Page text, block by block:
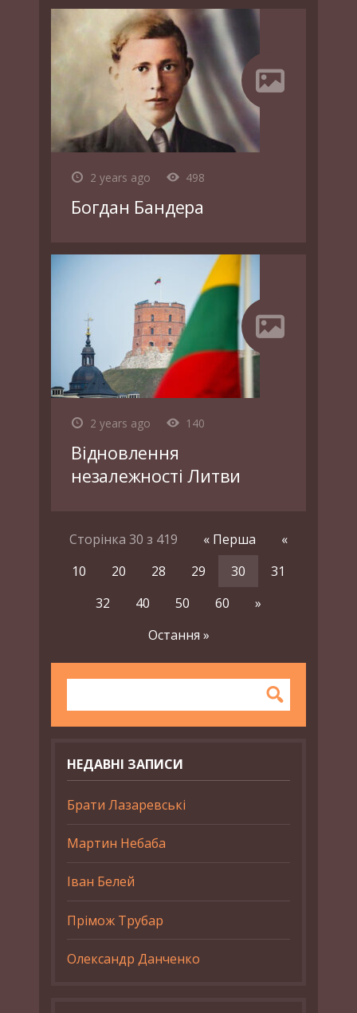
2 years ago 498
Богдан Бандера
2 years ago 140
Відновлення
незалежності Литви
Сторінка 30 з 419 « Перша
«
10
20 28 29 30
31
32
40 50 60
»
Остання »
НЕДАВНІ ЗАПИСИ
Брати Лазаревські
Мартин Небаба
Іван Белей
Прімож Трубар
Олександр Данченко